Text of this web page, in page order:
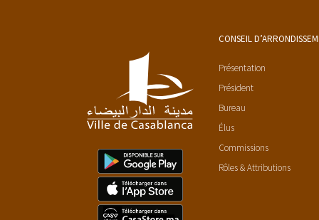
CONSEIL
Présentation
Président
Bureau
Élus
Commissions
Rôles & Attributions